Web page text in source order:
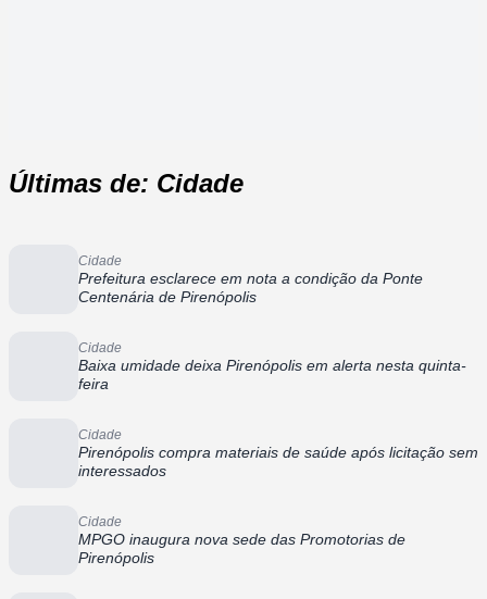
Últimas de: Cidade
Cidade
Prefeitura esclarece em nota a condição da Ponte
Centenária de Pirenópolis
Cidade
Baixa umidade deixa Pirenópolis em alerta nesta quinta-
feira
Cidade
Pirenópolis compra materiais de saúde após licitação sem
interessados
Cidade
MPGO inaugura nova sede das Promotorias de
Pirenópolis